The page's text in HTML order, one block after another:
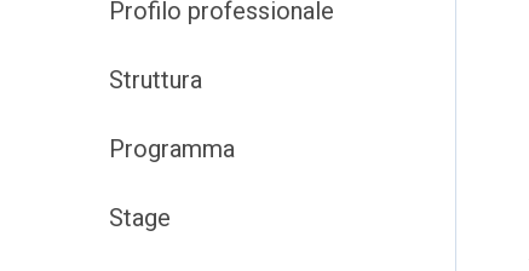
Profilo professionale
Struttura
Programma
Stage